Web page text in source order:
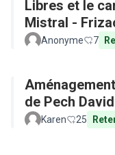
Libres et le
Mistral -
Anonyme 7
de Pech David
Karen 25